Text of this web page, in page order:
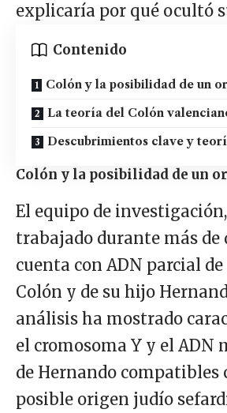
explicaría por qué ocultó
Contenido
Colón y la posibilidad de un
La teoría del Colón
Descubrimientos clave y
Colón y la posibilidad de un
El equipo de
trabajado durante más de
cuenta con ADN parcial
Colón y de su hijo
análisis ha mostrado
el cromosoma Y y el ADN
de Hernando compatibles
posible origen judío